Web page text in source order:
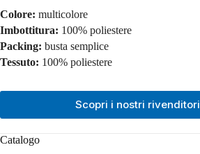
Colore: multicolore
Imbottitura: 100% poliestere
Packing: busta semplice
Tessuto: 100% poliestere
Scopri i nostri rivenditori
Catalogo